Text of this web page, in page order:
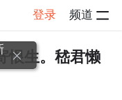
登录 频道
详情
恨生。嵇君懒